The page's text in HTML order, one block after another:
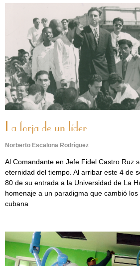
La forja de un líder
Norberto Escalona Rodríguez
Al Comandante en Jefe Fidel Castro Ruz
eternidad del tiempo. Al arribar este 4 de
80 de su entrada a la Universidad de La
homenaje a un paradigma que cambió
cubana